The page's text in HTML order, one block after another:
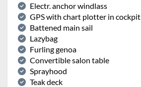
Electr. anchor windlass
GPS with chart plotter in cockpit
Battened main sail
Lazybag
Furling genoa
Convertible salon table
Sprayhood
Teak deck